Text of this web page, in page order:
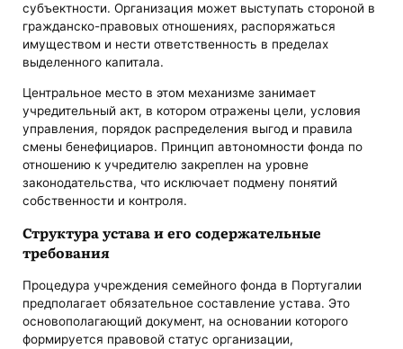
субъектности. Организация может выступать стороной в
гражданско-правовых отношениях, распоряжаться
имуществом и нести ответственность в пределах
выделенного капитала.
Центральное место в этом механизме занимает
учредительный акт, в котором отражены цели, условия
управления, порядок распределения выгод и правила
смены бенефициаров. Принцип автономности фонда по
отношению к учредителю закреплен на уровне
законодательства, что исключает подмену понятий
собственности и контроля.
Структура устава и его содержательные
требования
Процедура учреждения семейного фонда в Португалии
предполагает обязательное составление устава. Это
основополагающий документ, на основании которого
формируется правовой статус организации,